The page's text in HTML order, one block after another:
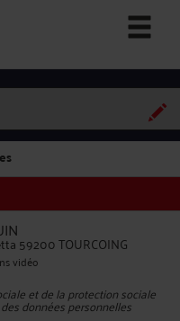
59200 TOURCOING
vidéo
et de la protection sociale
données personnelles